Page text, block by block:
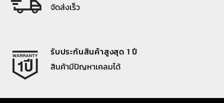
จัดส่งเร็ว
รับประกันสินค้าสูงสุด 1 ปี
สินค้ามีปัญหาเคลมได้